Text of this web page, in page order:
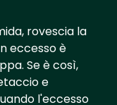
rovescia la
eccesso è
Se è così,
e
l'eccesso